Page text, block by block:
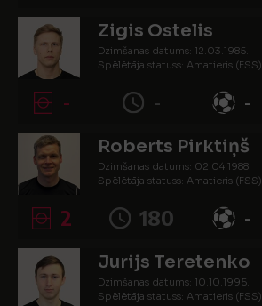
Zigis Ostelis
Dzimšanas datums: 12.03.1985.
Spēlētāja statuss: Amatieris (FSS)
- - -
Roberts Pirktiņš
Dzimšanas datums: 02.04.1988.
Spēlētāja statuss: Amatieris (FSS)
2 180 -
Jurijs Teretenko
Dzimšanas datums: 10.10.1995.
Spēlētāja statuss: Amatieris (FSS)